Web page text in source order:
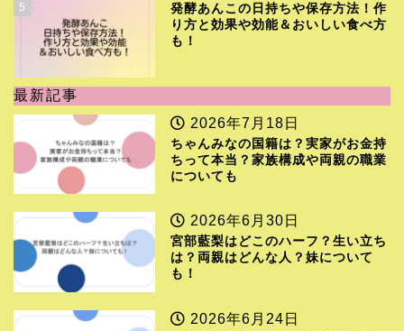
5
発酵あんこの日持ちや保存方法！作
り方と効果や効能＆おいしい食べ方
も！
最新記事
2026年7月18日
ちゃんみなの国籍は？実家がお金持
ちって本当？家族構成や両親の職業
についても
2026年6月30日
宮部藍梨はどこのハーフ？生い立ち
は？両親はどんな人？妹について
も！
2026年6月24日